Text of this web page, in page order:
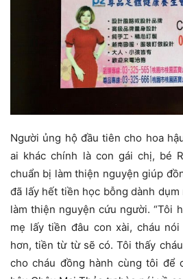
Người ủng hộ đầu tiên cho hoa
ai khác chính là con gái chị, bé
chuẩn bị làm thiện nguyện giúp
đã lấy hết tiền học bỗng dành
làm thiện nguyện cứu người. “Tôi
mẹ lấy tiền đâu con xài, cháu
hơn, tiền từ từ sẽ có. Tôi thấy
cho cháu đồng hành cùng tôi để